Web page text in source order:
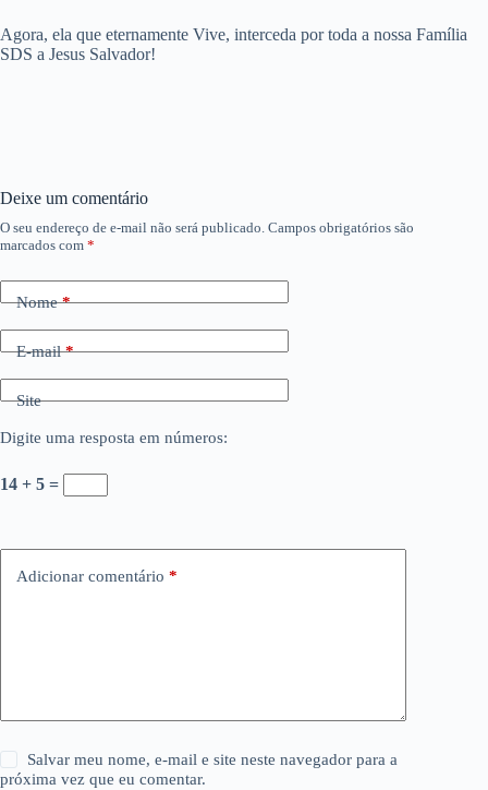
Agora, ela que eternamente Vive, interceda por toda a nossa Família
SDS a Jesus Salvador!
Deixe um comentário
O seu endereço de e-mail não será publicado. Campos obrigatórios são
marcados com *
Nome*
E-mail*
Site
Digite uma resposta em números:
14 + 5 =
Adicionar comentário *
Salvar meu nome, e-mail e site neste navegador para a
próxima vez que eu comentar.